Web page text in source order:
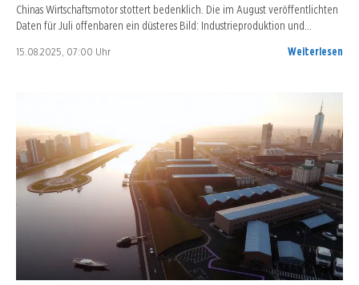
Chinas Wirtschaftsmotor stottert bedenklich. Die im August veröffentlichten
Daten für Juli offenbaren ein düsteres Bild: Industrieproduktion und…
15.08.2025, 07:00 Uhr Weiterlesen